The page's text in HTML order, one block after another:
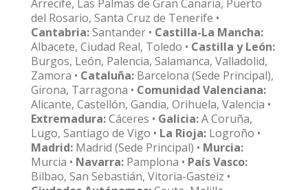
Arrecife, Las Palmas de Gran Canaria, Puerto
del Rosario, Santa Cruz de Tenerife •
Cantabria:Santander • Castilla-La Mancha:
Albacete, Ciudad Real, Toledo • Castilla y León:
Burgos, León, Palencia, Salamanca, Valladolid,
Zamora • Cataluña: Barcelona (Sede Principal),
Girona, Tarragona • Comunidad Valenciana:
Alicante, Castellón, Gandia, Orihuela, Valencia •
Extremadura:Cáceres • Galicia:A Coruña,
Lugo, Santiago de Vigo • La Rioja: Logroño •
Madrid: Madrid (Sede Principal) • Murcia:
Murcia • Navarra: Pamplona • País Vasco:
Bilbao, San Sebastián, Vitoria-Gasteiz •